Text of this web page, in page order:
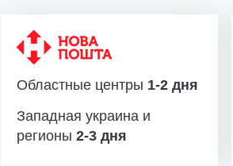
Областные центры 1-2 дня
Западная украина и
регионы 2-3 дня